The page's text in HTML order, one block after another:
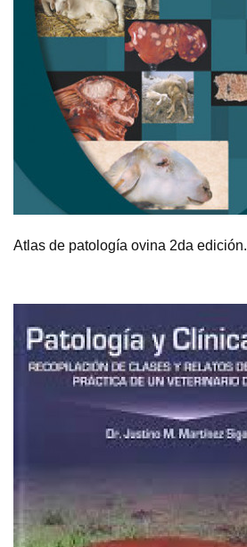
Atlas de patología ovina 2da edición.